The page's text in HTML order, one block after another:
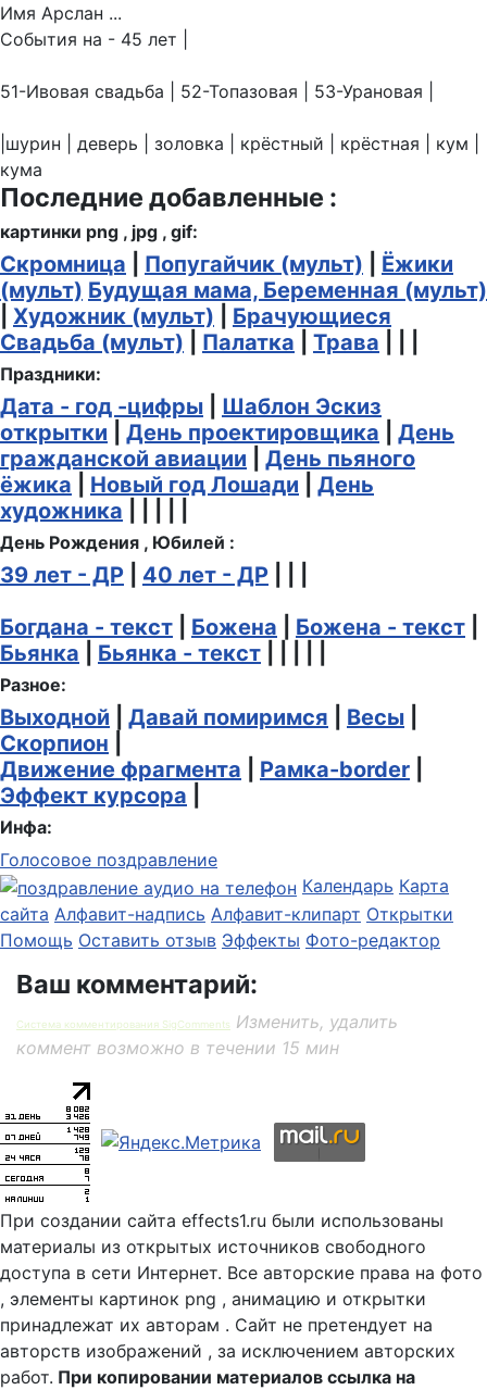
Имя Арслан ...
События на - 45 лет |
51-Ивовая свадьба | 52-Топазовая | 53-Урановая |
|шурин | деверь | золовка | крёстный | крёстная | кум |
кума
Последние добавленные :
картинки png , jpg , gif:
Скромница Попугайчик (мульт)
Ёжики
(мульт) Будущая мама, Беременная (мульт)
Художник (мульт)
Брачующиеся
Свадьба (мульт)
Палатка Трава
Праздники:
Дата - год -цифры
Шаблон Эскиз
открытки
День проектировщика
День
гражданской авиации
День пьяного
ёжика
Новый год Лошади
День
художника
День Рождения , Юбилей :
39 лет - ДР 40 лет - ДР
Богдана - текст
Божена Божена - текст
Бьянка
Бьянка - текст
Разное:
Выходной Давай помиримся Весы
Скорпион
Движение фрагмента
Рамка-border
Эффект курсора
Инфа:
Голосовое поздравление
Календарь Карта
сайта Алфавит-надпись Алфавит-клипарт Открытки
Помощь Оставить отзыв Эффекты Фото-редактор
Ваш комментарий:
Система комментирования SigComments
Изменить, удалить
коммент возможно в течении 15 мин
При создании сайта effects1.ru были использованы
материалы из открытых источников свободного
доступа в сети Интернет. Все авторские права на фото
, элементы картинок png , анимацию и открытки
принадлежат их авторам . Сайт не претендует на
авторств изображений , за исключением авторских
работ. При копировании материалов ссылка на